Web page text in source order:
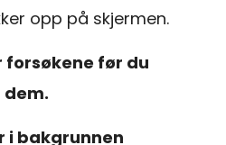
opp på skjermen.
forsøkene før du
i bakgrunnen